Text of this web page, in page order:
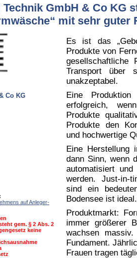
Technik GmbH & Co KG
mit sehr guter
Es ist das
Produkte von
gesellschaftliche
Transport über
unakzeptabel.
Eine
erfolgreich,
Produkte
Produkte den
und hochwertige
Eine Herstellung
dann Sinn, wenn
automatisiert
werden. Just-in-
sind ein
Bodensee ist ideal.
Produktmarkt:
immer größerer
wachsen
Fundament.
Frauen tragen
Co KG
auf Anleger-
gem. § 2 Abs. 2
keine